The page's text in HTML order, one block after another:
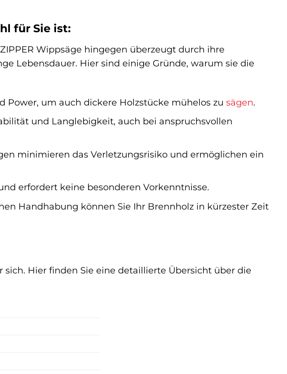
für Sie ist:
Wippsäge hingegen überzeugt durch ihre
Lebensdauer. Hier sind einige Gründe, warum sie die
Power, um auch dickere Holzstücke mühelos zu sägen.
und Langlebigkeit, auch bei anspruchsvollen
minimieren das Verletzungsrisiko und ermöglichen ein
erfordert keine besonderen Vorkenntnisse.
Handhabung können Sie Ihr Brennholz in kürzester Zeit
Hier finden Sie eine detaillierte Übersicht über die